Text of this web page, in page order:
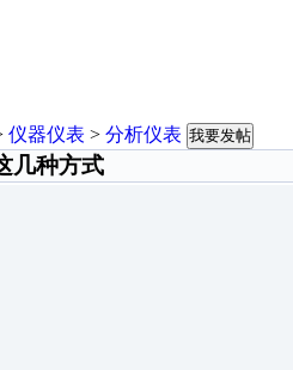
仪器仪表 > 分析仪表 我要发帖
几种方式